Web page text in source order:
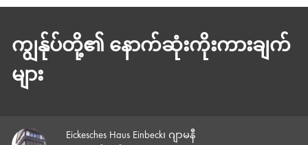
ကျွန်ုပ်တို့၏ နောက်ဆုံးကိုးကားချက်
များ
Eickesches Haus Einbeck၊ ဂျာမနီ